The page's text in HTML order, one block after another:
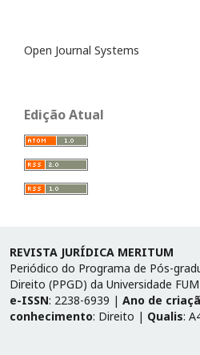
Open Journal Systems
Edição Atual
REVISTA JURÍDICA MERITUM
Periódico do Programa de Pós-
Direito (PPGD) da Universidade
e-ISSN: 2238-6939 | Ano de
conhecimento: Direito | Qualis: